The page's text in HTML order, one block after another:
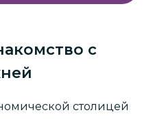
с
столицей